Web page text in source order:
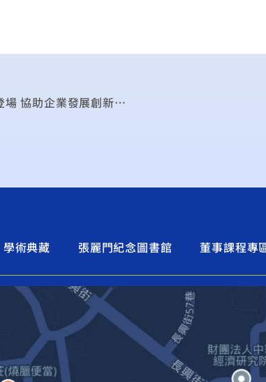
中華財經論壇 聚焦人才培育- 中經院與本報合辦 27日登場 協助企業發展創新經營策略
學術典藏 張麗門紀念圖書館 董事課程專